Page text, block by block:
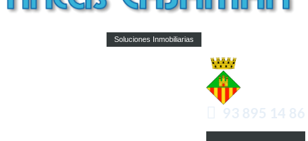
Soluciones Inmobiliarias
93 895 14 86